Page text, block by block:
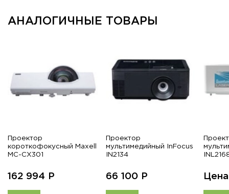
АНАЛОГИЧНЫЕ ТОВАРЫ
Проектор
короткофокусный Maxell
MC-CX301
162 994 Р
Проектор
мультимедийный InFocus
IN2134
66 100 Р